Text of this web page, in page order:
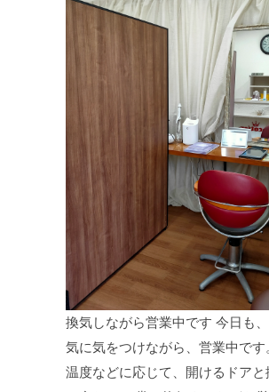
換気しながら営業中です 今日も
気に気をつけながら、営業中です
温度などに応じて、開けるドアと